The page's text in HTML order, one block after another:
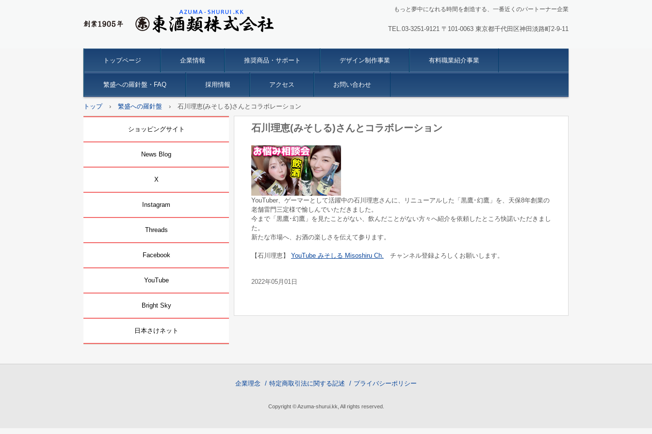
もっと夢中になれる時間を創造する、一番近くのパートーナー企業
TEL.03-3251-9121 〒101-0063 東京都千代田区神田淡路町2-9-11
トップページ 企業情報 推奨商品・サポート デザイン制作事業 有料職業紹介事業
繁盛への羅針盤・FAQ 採用情報 アクセス お問い合わせ
トップ › 繁盛への羅針盤 › 石川理恵(みそしる)さんとコラボレーション
石川理恵(みそしる)さんとコラボレーション
YouTuber、ゲーマーとして活躍中の石川理恵さんに、リニューアルした「黒鷹･幻鷹」を、天保8年創業の
老舗雷門三定様で愉しんでいただきました。
今まで「黒鷹･幻鷹」を見たことがない、飲んだことがない方々へ紹介を依頼したところ快諾いただきまし
た。
新たな市場へ、お酒の楽しさを伝えて参ります。
【石川理恵】 YouTube みそしる Misoshiru Ch. チャンネル登録よろしくお願いします。
2022年05月01日
ショッピングサイト
News Blog
X
Instagram
Threads
Facebook
YouTube
Bright Sky
日本さけネット
企業理念 特定商取引法に関する記述 プライバシーポリシー
Copyright © Azuma-shurui.kk, All rights reserved.